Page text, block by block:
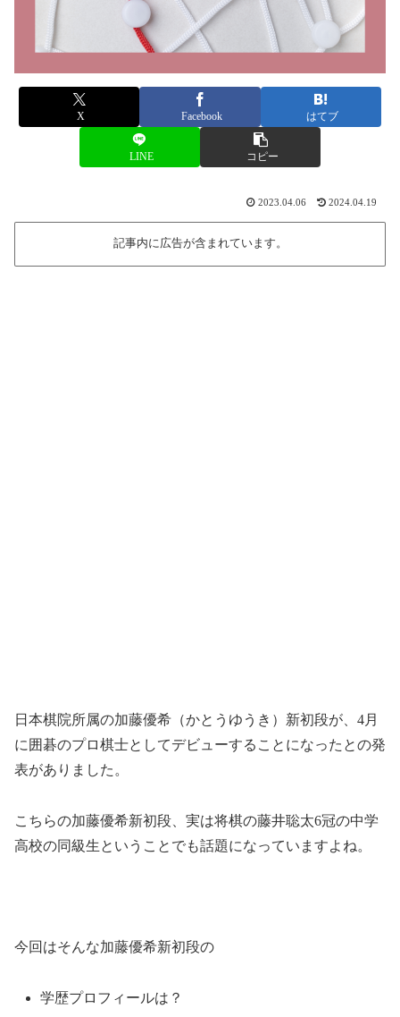
X Facebook はてブ
LINE コピー
2023.04.06 2024.04.19
記事内に広告が含まれています。
日本棋院所属の加藤優希（かとうゆうき）新初段が、4月
に囲碁のプロ棋士としてデビューすることになったとの発
表がありました。
こちらの加藤優希新初段、実は将棋の藤井聡太6冠の中学
高校の同級生ということでも話題になっていますよね。
今回はそんな加藤優希新初段の
学歴プロフィールは？